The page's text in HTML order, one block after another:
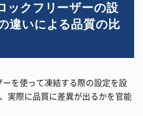
ックフリーザーの設
違いによる品質の比
を使って凍結する際の設定を設
実際に品質に差異が出るかを官能